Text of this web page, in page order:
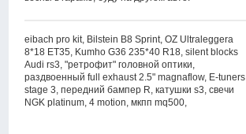
eibach pro kit, Bilstein B8 Sprint, OZ Ultraleggera
8*18 ET35, Kumho G36 235*40 R18, silent blocks
Audi rs3, "ретрофит" головной оптики,
раздвоенный full exhaust 2.5" magnaflow, E-tuners
stage 3, передний бампер R, катушки s3, свечи
NGK platinum, 4 motion, мкпп mq500,